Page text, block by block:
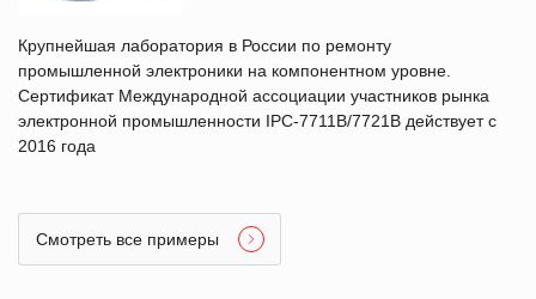
Крупнейшая лаборатория в России по ремонту
промышленной электроники на компонентном уровне.
Сертификат Международной ассоциации участников рынка
электронной промышленности IPC-7711B/7721B действует с
2016 года
Смотреть все примеры